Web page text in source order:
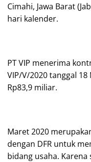
Cimahi, Jawa Barat
hari kalender.
PT VIP menerima
VIP/V/2020 tanggal
Rp83,9 miliar.
Maret 2020
dengan DFR untuk
bidang usaha.